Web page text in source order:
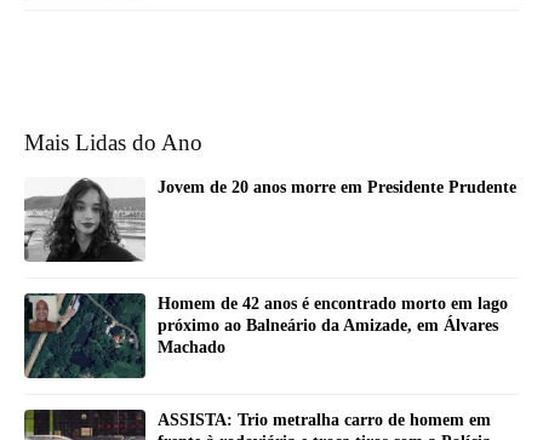
Mais Lidas do Ano
Jovem de 20 anos morre em Presidente Prudente
Homem de 42 anos é encontrado morto em lago
próximo ao Balneário da Amizade, em Álvares
Machado
ASSISTA: Trio metralha carro de homem em